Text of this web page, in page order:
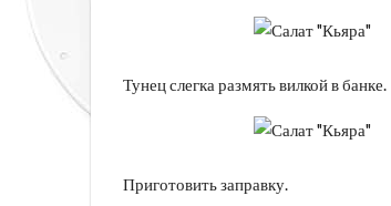
Тунец слегка размять вилкой в банке.
Приготовить заправку.